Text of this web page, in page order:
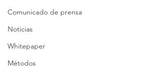
Comunicado de prensa
Noticias
Whitepaper
Métodos